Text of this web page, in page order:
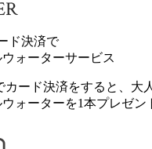
ド決済で
ウォーターサービス
カード決済をすると、大
ウォーターを1本プレゼン